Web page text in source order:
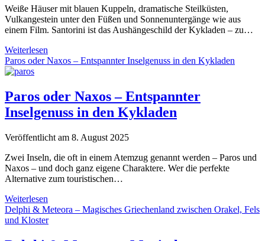
Anfassen
Weiße Häuser mit blauen Kuppeln, dramatische Steilküsten,
Vulkangestein unter den Füßen und Sonnenuntergänge wie aus
einem Film. Santorini ist das Aushängeschild der Kykladen – zu…
Weiterlesen
–
mit
Postkartenblick
Paros oder Naxos – Entspannter Inselgenuss in den Kykladen
Paros oder Naxos – Entspannter
Inselgenuss in den Kykladen
Veröffentlicht am 8. August 2025
Zwei Inseln, die oft in einem Atemzug genannt werden – Paros und
Naxos – und doch ganz eigene Charaktere. Wer die perfekte
Alternative zum touristischen…
Weiterlesen
oder
Naxos
Delphi & Meteora – Magisches Griechenland zwischen Orakel, Fels
und Kloster